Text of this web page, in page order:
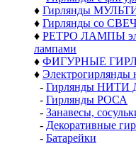
♦ Гирлянды
♦ Гирлянды со
♦ РЕТРО ЛАМПЫ
лампами
♦ ФИГУРНЫЕ
♦
- Гирлянды НИТИ
- Гирлянды РОСА
- Занавесы,
- Декоративные
- Батарейки